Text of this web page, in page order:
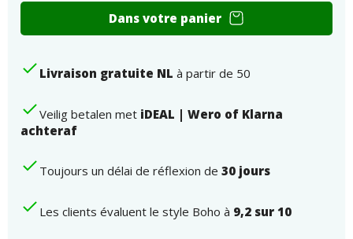
Boucles
argent
Argent
Sterling
Dans votre panier
Livraison gratuite NL à partir de 50
Veilig betalen met iDEAL | Wero of Klarna
achteraf
Toujours un délai de réflexion de 30 jours
Les clients évaluent le style Boho à 9,2 sur 10